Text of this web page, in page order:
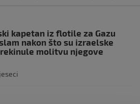
kapetan iz flotile za Gazu
nakon što su izraelske
molitvu njegove